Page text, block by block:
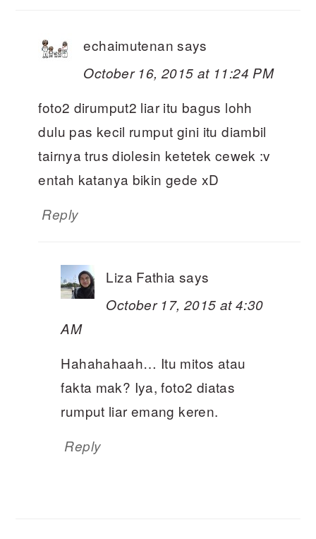
echaimutenan says
October 16, 2015 at 11:24 PM
foto2 dirumput2 liar itu bagus lohh
dulu pas kecil rumput gini itu diambil
tairnya trus diolesin ketetek cewek :v
entah katanya bikin gede xD
Reply
Liza Fathia says
October 17, 2015 at 4:30
AM
Hahahahaah… Itu mitos atau
fakta mak? Iya, foto2 diatas
rumput liar emang keren.
Reply